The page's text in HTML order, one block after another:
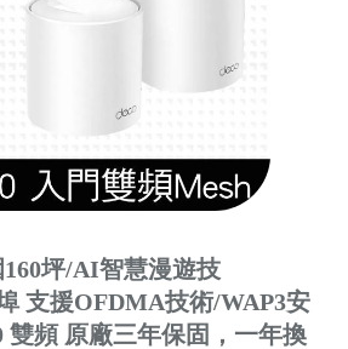
坪/AI智慧漫遊技
支援OFDMA技術/WAP3安
雙頻 原廠三年保固，一年換